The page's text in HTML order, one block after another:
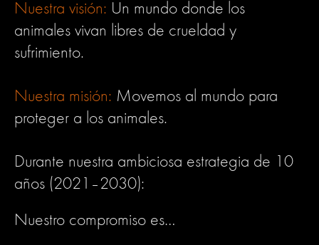
Nuestra visión: Un mundo donde los
animales vivan libres de crueldad y
sufrimiento.
Nuestra misión: Movemos al mundo para
proteger a los animales.
Durante nuestra ambiciosa estrategia de 10
años (2021–2030):
Nuestro compromiso es…